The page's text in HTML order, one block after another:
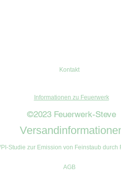
Kontakt
Informationen zu Feuerwerk
©2023 Feuerwerk-Steve
Studie zur Emission von Feinstaub durch
AGB